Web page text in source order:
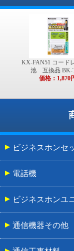
KX-FAN51 コード
池 互換品 BK-
価格：1,870
ビジネスホンセ
電話機
ビジネスホンユ
通信機器その他